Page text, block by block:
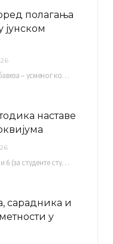
полагања
јунском
Распоред полагaња предиспитних обавеза – усменог колоквијума и теста из слушања музике – објављен је…
наставе
Колоквијуми из предмета Солфеђо 5 и 6 (за студенте студијског програма Музичка теорија) и Методика…
сарадника и
у